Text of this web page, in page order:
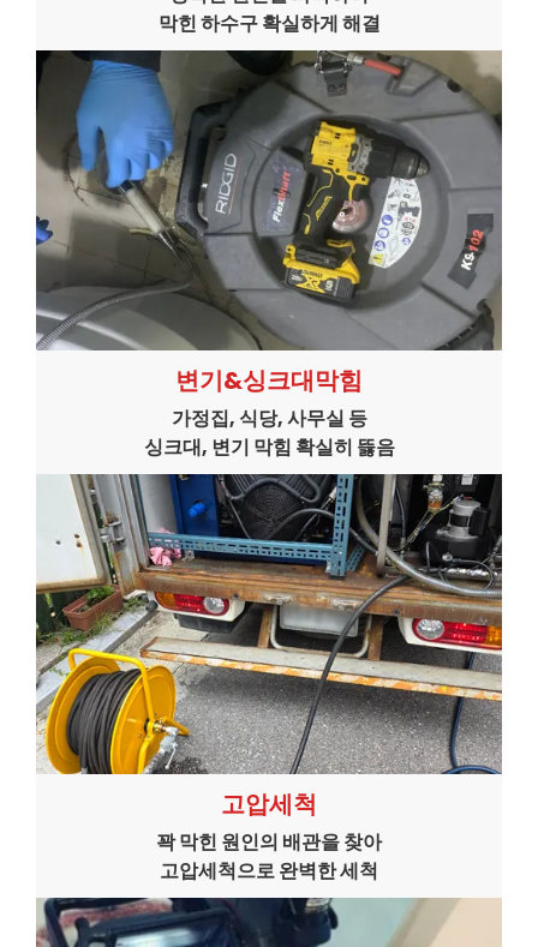
막힌 하수구 확실하게 해결
변기&싱크대막힘
가정집, 식당, 사무실 등
싱크대, 변기 막힘 확실히 뜷음
고압세척
꽉 막힌 원인의 배관을 찾아
고압세척으로 완벽한 세척